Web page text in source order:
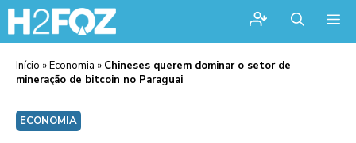
Início »Economia » Chineses querem dominar o setor de
mineração de bitcoin no Paraguai
ECONOMIA